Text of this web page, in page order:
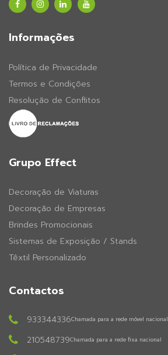
Informações
Política de Privacidade
Termos e Condições
Resolução de Conflitos
Grupo Effect
Decoração de Viaturas
Decoração de Empresas
Brindes Promocionais
Sistemas de Exposição / Stands
Têxtil Personalizado
Contactos
933344336Chamada para a rede móvel nacional
210548739Chamada para a rede fixa nacional